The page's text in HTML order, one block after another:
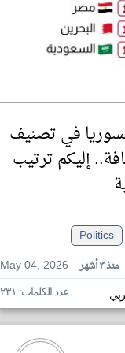
في تصنيف
إليكم ترتيب
Politics
May 04, 2026
منذ ٣ أشهر
عدد الكلمات: ٢٣١